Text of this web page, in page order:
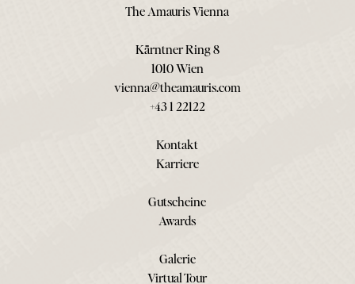
The Amauris Vienna
Kärntner Ring 8
1010 Wien
vienna@theamauris.com
+43 1 22122
Kontakt
Karriere
Gutscheine
Awards
Galerie
Virtual Tour